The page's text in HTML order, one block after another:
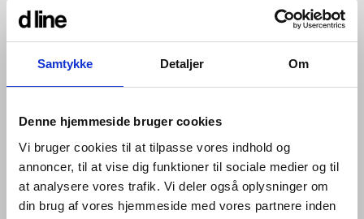
Samtykke Detaljer Om
Denne hjemmeside bruger cookies
Vi bruger cookies til at tilpasse vores indhold og
annoncer, til at vise dig funktioner til sociale medier og til
at analysere vores trafik. Vi deler også oplysninger om
din brug af vores hjemmeside med vores partnere inden
Qtoo kollektionens linjer er perfekt
geometrisk afbalanceret; hver
bæredygtige materiale til den
buede tud.
Vores armaturer kan bygges ind i væggen eller